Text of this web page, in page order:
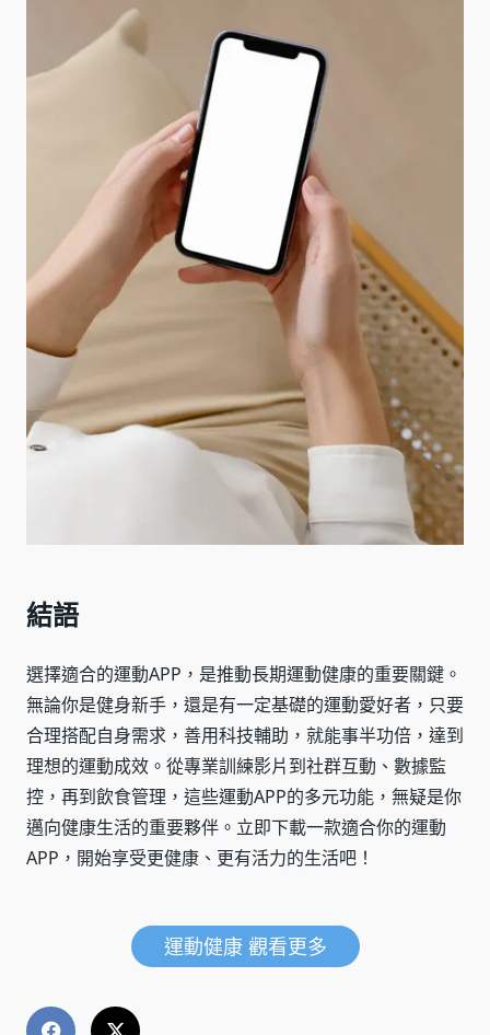
結語
選擇適合的運動APP，是推動長期運動健康的重要關鍵。
無論你是健身新手，還是有一定基礎的運動愛好者，只要
合理搭配自身需求，善用科技輔助，就能事半功倍，達到
理想的運動成效。從專業訓練影片到社群互動、數據監
控，再到飲食管理，這些運動APP的多元功能，無疑是你
邁向健康生活的重要夥伴。立即下載一款適合你的運動
APP，開始享受更健康、更有活力的生活吧！
運動健康 觀看更多